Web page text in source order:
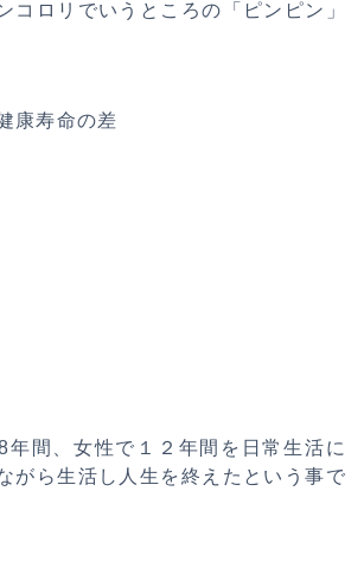
コロリでいうところの「ピンピン」
康寿命の差
年間、女性で１２年間を日常生活に
がら生活し人生を終えたという事で